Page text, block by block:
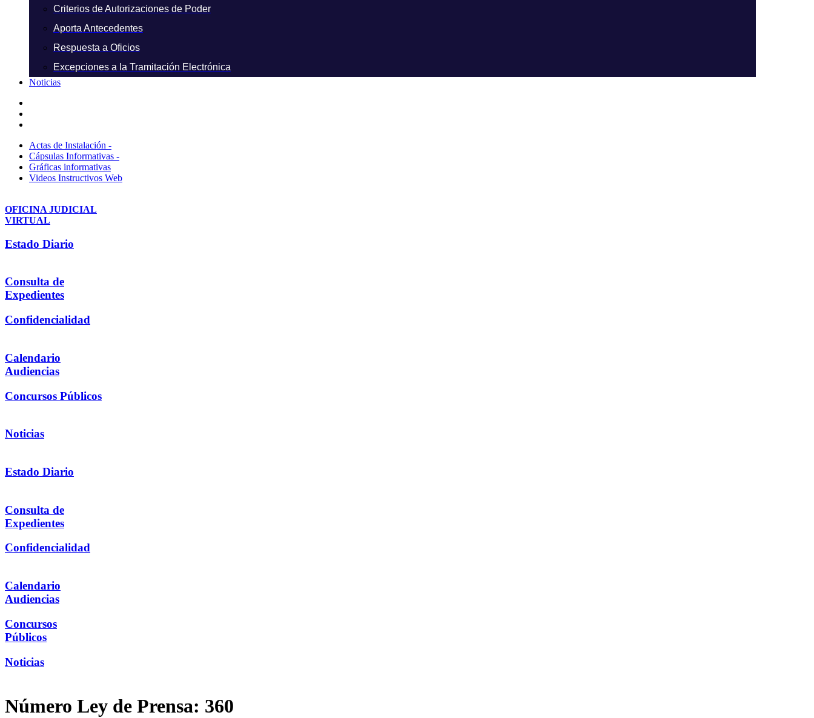
Criterios de Autorizaciones de Poder
Aporta Antecedentes
Respuesta a Oficios
Excepciones a la Tramitación Electrónica
Noticias
Actas de Instalación -
Cápsulas Informativas -
Gráficas informativas
Videos Instructivos Web
OFICINA JUDICIAL
VIRTUAL
Estado Diario
Consulta de
Expedientes
Confidencialidad
Calendario
Audiencias
Concursos Públicos
Noticias
Estado Diario
Consulta de
Expedientes
Confidencialidad
Calendario
Audiencias
Concursos
Públicos
Noticias
Número Ley de Prensa: 360